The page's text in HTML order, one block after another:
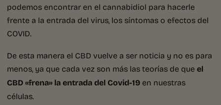
podemos encontrar en el cannabidiol para hacerle
frente a la entrada del virus, los síntomas o efectos del
COVID.
De esta manera el CBD vuelve a ser noticia y no es para
menos, ya que cada vez son más las teorías de que el
CBD «frena» la entrada del Covid-19 en nuestras
células.